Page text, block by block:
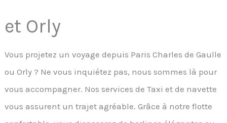
et Orly
Vous projetez un voyage depuis Paris Charles de Gaulle
ou Orly ? Ne vous inquiétez pas, nous sommes là pour
vous accompagner. Nos services de Taxi et de navette
vous assurent un trajet agréable. Grâce à notre flotte